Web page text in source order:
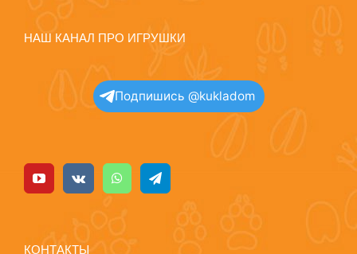
НАШ КАНАЛ ПРО ИГРУШКИ
Подпишись @kukladom
КОНТАКТЫ